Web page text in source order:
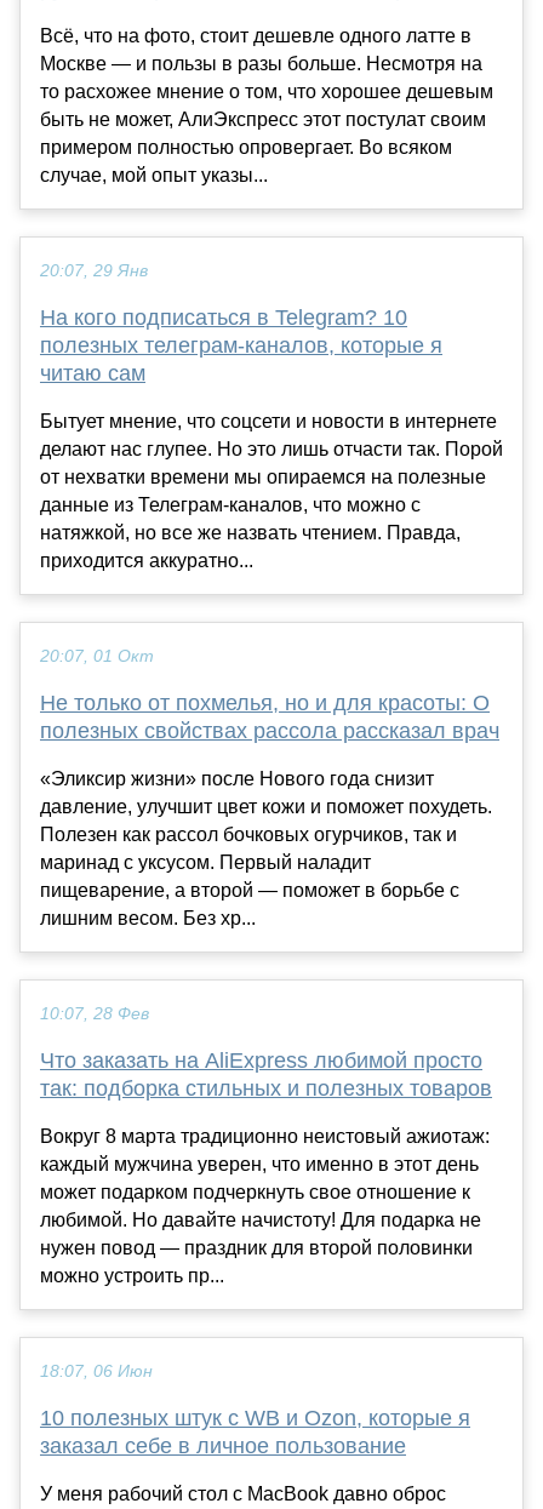
Всё, что на фото, стоит дешевле одного латте в
Москве — и пользы в разы больше. Несмотря на
то расхожее мнение о том, что хорошее дешевым
быть не может, АлиЭкспресс этот постулат своим
примером полностью опровергает. Во всяком
случае, мой опыт указы...
20:07, 29 Янв
На кого подписаться в Telegram? 10
полезных телеграм-каналов, которые я
читаю сам
Бытует мнение, что соцсети и новости в интернете
делают нас глупее. Но это лишь отчасти так. Порой
от нехватки времени мы опираемся на полезные
данные из Телеграм-каналов, что можно с
натяжкой, но все же назвать чтением. Правда,
приходится аккуратно...
20:07, 01 Окт
Не только от похмелья, но и для красоты: О
полезных свойствах рассола рассказал врач
«Эликсир жизни» после Нового года снизит
давление, улучшит цвет кожи и поможет похудеть.
Полезен как рассол бочковых огурчиков, так и
маринад с уксусом. Первый наладит
пищеварение, а второй — поможет в борьбе с
лишним весом. Без хр...
10:07, 28 Фев
Что заказать на AliExpress любимой просто
так: подборка стильных и полезных товаров
Вокруг 8 марта традиционно неистовый ажиотаж:
каждый мужчина уверен, что именно в этот день
может подарком подчеркнуть свое отношение к
любимой. Но давайте начистоту! Для подарка не
нужен повод — праздник для второй половинки
можно устроить пр...
18:07, 06 Июн
10 полезных штук с WB и Ozon, которые я
заказал себе в личное пользование
У меня рабочий стол с MacBook давно оброс